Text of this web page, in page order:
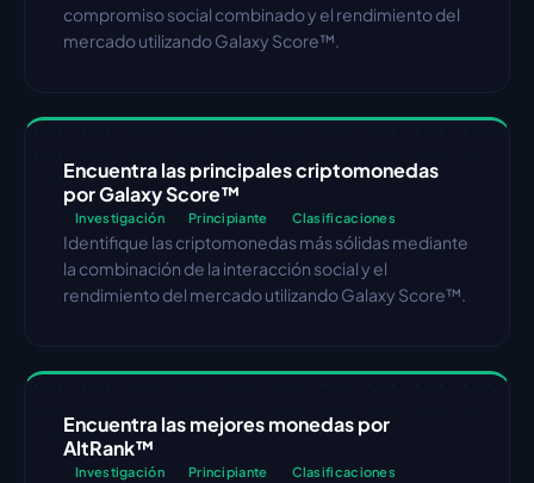
compromiso social combinado y el rendimiento del
mercado utilizando Galaxy Score™.
Encuentra las principales criptomonedas
por Galaxy Score™
Investigación Principiante Clasificaciones
Identifique las criptomonedas más sólidas mediante
la combinación de la interacción social y el
rendimiento del mercado utilizando Galaxy Score™.
Encuentra las mejores monedas por
AltRank™
Investigación Principiante Clasificaciones